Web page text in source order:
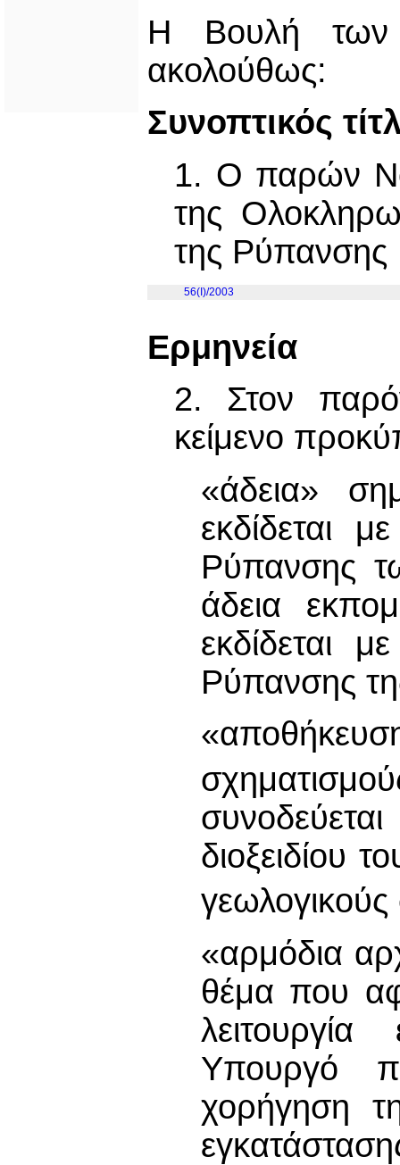
Η Βουλή των
ακολούθως:
Συνοπτικός
1. Ο παρών
της
της
56(I)/2003
Ερμηνεία
2. Στον
κείμενο
«άδεια»
εκδίδεται
Ρύπανσης
άδεια
εκδίδεται
Ρύπανσης
διοξειδίου
«αρμόδια
θέμα που
Υπουργό
χορήγηση